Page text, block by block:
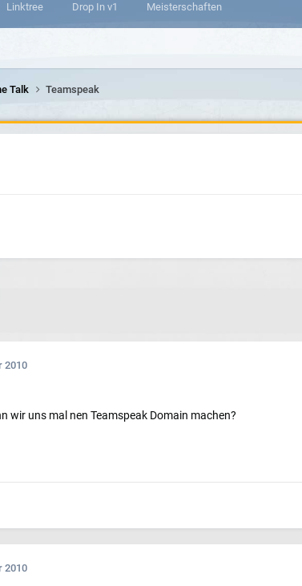
Linktree Drop In v1 Meisterschaften
Talk Teamspeak
2010
wir uns mal nen Teamspeak Domain machen?
2010